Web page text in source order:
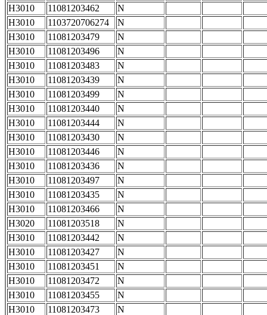
H3010
11081203462
N
H3010
1103720706274
N
H3010
11081203479
N
H3010
11081203496
N
H3010
11081203483
N
H3010
11081203439
N
H3010
11081203499
N
H3010
11081203440
N
H3010
11081203444
N
H3010
11081203430
N
H3010
11081203446
N
H3010
11081203436
N
H3010
11081203497
N
H3010
11081203435
N
H3010
11081203466
N
H3020
11081203518
N
H3010
11081203442
N
H3010
11081203427
N
H3010
11081203451
N
H3010
11081203472
N
H3010
11081203455
N
H3010
11081203473
N